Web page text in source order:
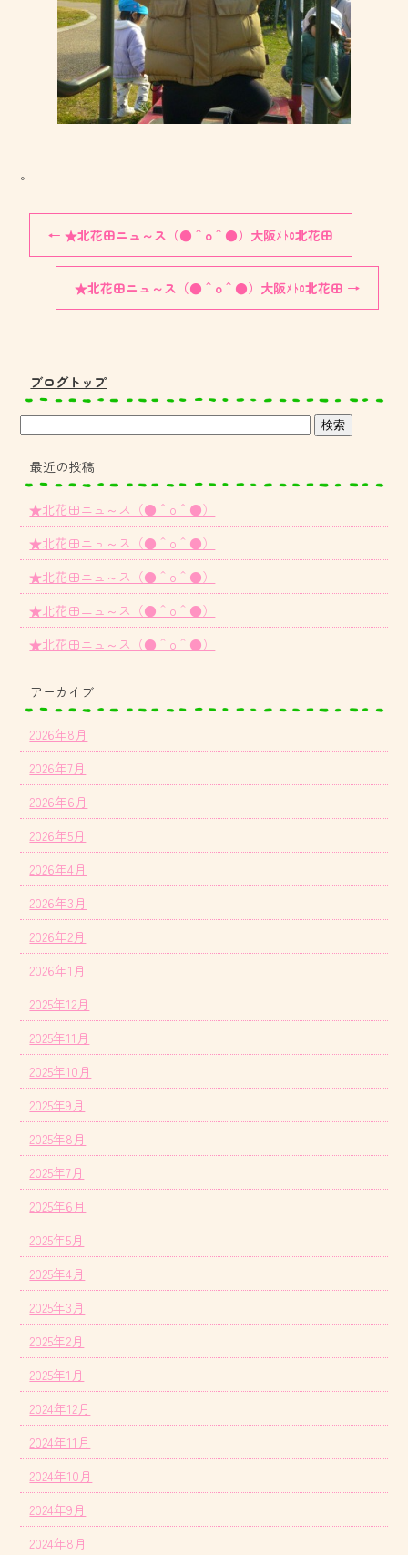
。
← ★北花田ニュ～ス（●＾o＾●）大阪ﾒﾄﾛ北花田
★北花田ニュ～ス（●＾o＾●）大阪ﾒﾄﾛ北花田 →
ブログトップ
最近の投稿
★北花田ニュ～ス（●＾o＾●）
★北花田ニュ～ス（●＾o＾●）
★北花田ニュ～ス（●＾o＾●）
★北花田ニュ～ス（●＾o＾●）
★北花田ニュ～ス（●＾o＾●）
アーカイブ
2026年8月
2026年7月
2026年6月
2026年5月
2026年4月
2026年3月
2026年2月
2026年1月
2025年12月
2025年11月
2025年10月
2025年9月
2025年8月
2025年7月
2025年6月
2025年5月
2025年4月
2025年3月
2025年2月
2025年1月
2024年12月
2024年11月
2024年10月
2024年9月
2024年8月